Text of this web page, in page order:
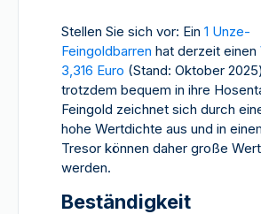
Stellen Sie sich vor: Ein 1 Unze-
Feingoldbarren hat derzeit einen
3,316 Euro (Stand: Oktober
trotzdem bequem in ihre
Feingold zeichnet sich durch
hohe Wertdichte aus und in
Tresor können daher große
werden.
Beständigkeit